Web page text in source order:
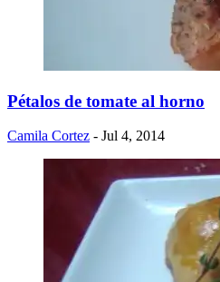
Pétalos de tomate al horno
Camila Cortez - Jul 4, 2014